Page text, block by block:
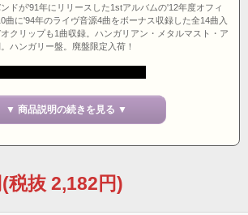
ドが'91年にリリースした1stアルバムの'12年度オフィ
曲に'94年のライヴ音源4曲をボーナス収録した全14曲入
クリップも1曲収録。ハンガリアン・メタルマスト・ア
ハンガリー盤。廃盤限定入荷！
▼ 商品説明の続きを見る ▼
(税抜 2,182円)